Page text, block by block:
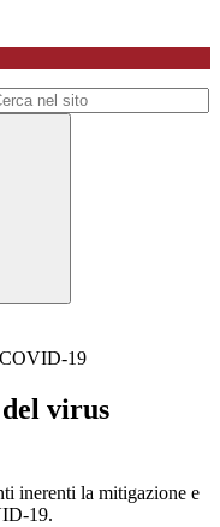
19
virus
inerenti la mitigazione e
19.